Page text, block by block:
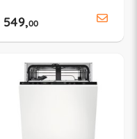
549,00